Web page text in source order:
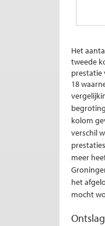
Het
tweede
prestatie
18
kolom
verschil
meer
het
mocht